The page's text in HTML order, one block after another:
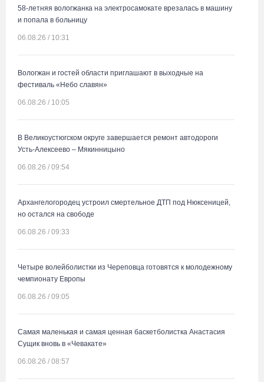
58-летняя вологжанка на электросамокате врезалась в машину
и попала в больницу
06.08.26 / 10:31
Вологжан и гостей области приглашают в выходные на
фестиваль «Небо славян»
06.08.26 / 10:05
В Великоустюгском округе завершается ремонт автодороги
Усть-Алексеево – Мякинницыно
06.08.26 / 09:54
Архангелогородец устроил смертельное ДТП под Нюксеницей,
но остался на свободе
06.08.26 / 09:33
Четыре волейболистки из Череповца готовятся к молодежному
чемпионату Европы
06.08.26 / 09:05
Самая маленькая и самая ценная баскетболистка Анастасия
Сущик вновь в «Чевакате»
06.08.26 / 08:57